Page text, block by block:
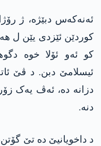
کوردێن ئێزدی یێن ل
کو ئەو ئۆلا خوە
ئیسلامێ دبن. د ڤێ
دزانە دە، ئەڤ یەک
دنە.
د داخویانیێ دە تێ